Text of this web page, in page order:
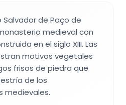
Salvador de Paço de
medieval con
en el siglo XIII. Las
motivos vegetales
frisos de piedra que
de los
medievales.